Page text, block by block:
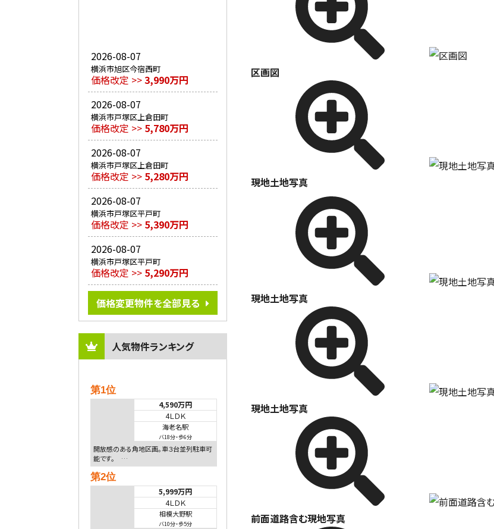
2026-08-07
横浜市旭区今宿西町
価格改定 >>3,990万円
2026-08-07
横浜市戸塚区上倉田町
価格改定 >> 5,780万円
2026-08-07
横浜市戸塚区上倉田町
価格改定 >> 5,280万円
2026-08-07
横浜市戸塚区平戸町
価格改定 >> 5,390万円
2026-08-07
横浜市戸塚区平戸町
価格改定 >> 5,290万円
価格変更物件を全部見る
人気物件ランキング
第1位
4,590万円
4ＬＤＫ
海老名駅
バ18分・歩6分
開放感のある角地区画。車３台並列駐車可
能です。 …
第2位
5,999万円
4ＬＤＫ
相模大野駅
バ10分・歩5分
区画図
現地土地写真
現地土地写真
現地土地写真
前面道路含む現地写真